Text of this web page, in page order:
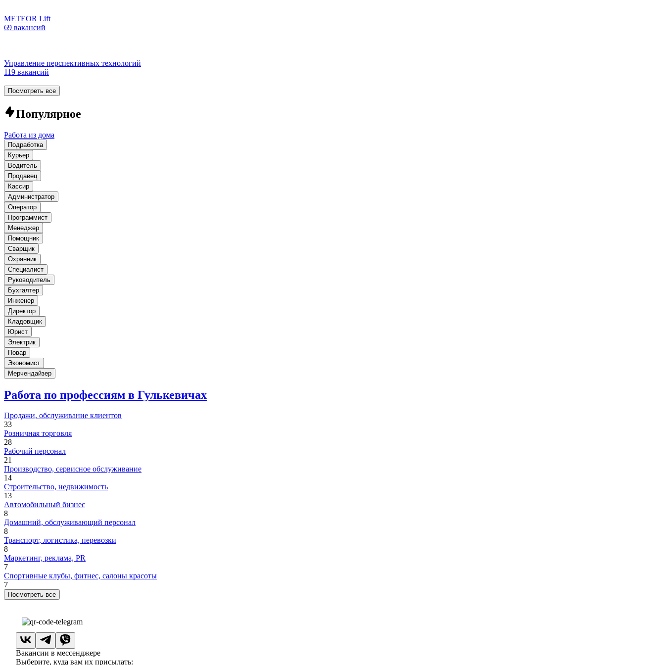
METEOR Lift
69 вакансий
Управление перспективных технологий
119 вакансий
Посмотреть все
Популярное
Работа из дома
Подработка
Курьер
Водитель
Продавец
Кассир
Администратор
Оператор
Программист
Менеджер
Помощник
Сварщик
Охранник
Специалист
Руководитель
Бухгалтер
Инженер
Директор
Кладовщик
Юрист
Электрик
Повар
Экономист
Мерчендайзер
Работа по профессиям в Гулькевичах
Продажи, обслуживание клиентов
33
Розничная торговля
28
Рабочий персонал
21
Производство, сервисное обслуживание
14
Строительство, недвижимость
13
Автомобильный бизнес
8
Домашний, обслуживающий персонал
8
Транспорт, логистика, перевозки
8
Маркетинг, реклама, PR
7
Спортивные клубы, фитнес, салоны красоты
7
Посмотреть все
Вакансии в мессенджере
Выберите, куда вам их присылать: